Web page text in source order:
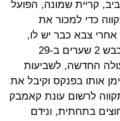
קריית שמונה, הפועל
כדי למכור את
אבל טיול אחרי צבא כבר יש לו,
שביל חוצה ישראל. הקשר, שכבש 2 שערים ב-29
החדשה, לשביעות
אותו בפנקס וקיבל את
לרשום עונת קאמבק
בתחתית, ונידם